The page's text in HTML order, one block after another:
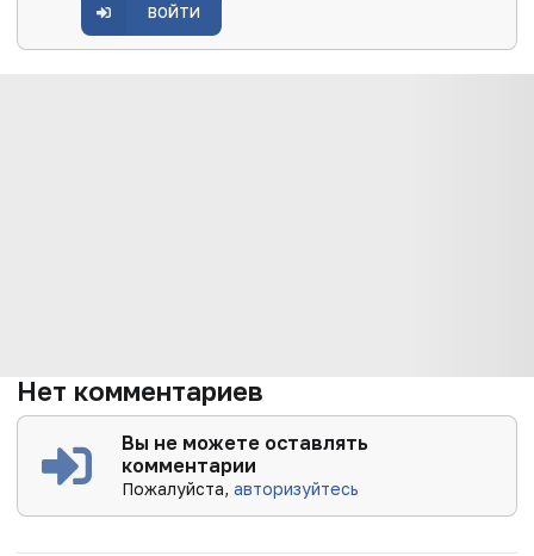
ВОЙТИ
Нет комментариев
Вы не можете оставлять
комментарии
Пожалуйста,авторизуйтесь